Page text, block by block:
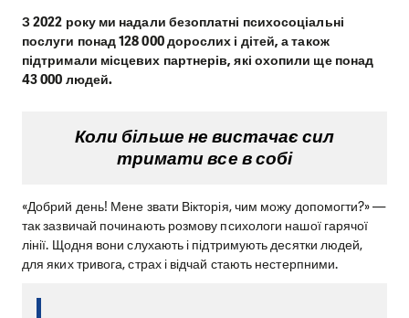
З 2022 року ми надали безоплатні психосоціальні
послуги понад 128 000 дорослих і дітей, а також
підтримали місцевих партнерів, які охопили ще понад
43 000 людей.
Коли більше не вистачає сил
тримати все в собі
«Добрий день! Мене звати Вікторія, чим можу допомогти?» —
так зазвичай починають розмову психологи нашої гарячої
лінії. Щодня вони слухають і підтримують десятки людей,
для яких тривога, страх і відчай стають нестерпними.